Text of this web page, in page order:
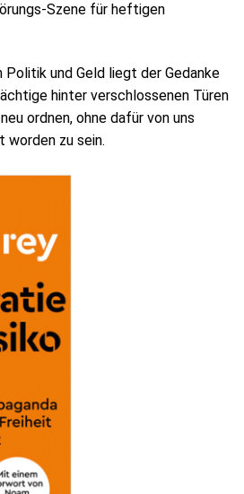
Szene für heftigen
und Geld liegt der Gedanke
hinter verschlossenen Türen
ordnen, ohne dafür von uns
zu sein.